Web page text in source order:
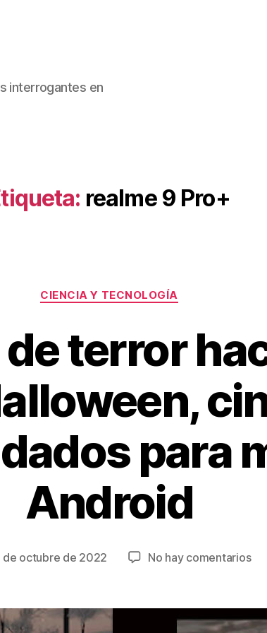
interrogantes en
realme 9 Pro+
Categorías
CIENCIA Y TECNOLOGÍA
terror
para
Android
de octubre de 2022 No hay comentariosen
de